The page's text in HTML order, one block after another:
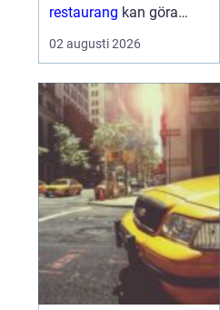
restaurang kan göra
skillnaden mellan en
lokal som gästerna
plats där de g&aum...
02 augusti 2026